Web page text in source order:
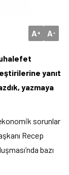
A+ A-
yanıt
yazmaya
sorunlar
Recep
bazı